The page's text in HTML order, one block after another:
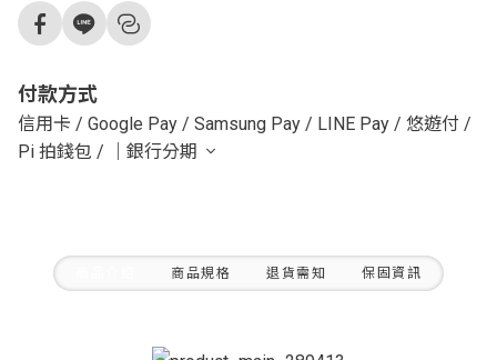
付款方式
信用卡 / Google Pay / Samsung Pay / LINE Pay / 悠遊付 /
Pi 拍錢包 / ｜銀行分期
商品規格 退貨需知 保固資訊